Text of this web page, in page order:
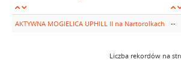
AKTYWNA MOGIELICA UPHILL II na Nartorolkach --
Liczba rekordów na